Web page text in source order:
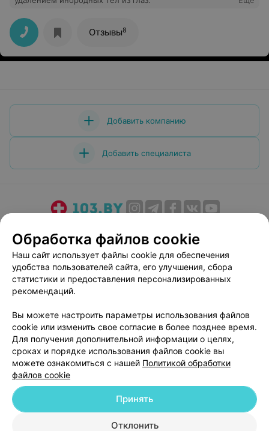
Отзывы8
Добавить компанию
Добавить специалиста
Медицинский маркетинг
Публичный договор
Пользовательское соглашение
Способы оплаты
Вакансии
Партнеры
Написать руководителю 103.by
Персональные настройки cookie
Обработка персональных данных
© 2026 ООО «Артокс Лаб», УНП 191700409| 220012, Республика Беларусь,
Обработка файлов cookie
Наш сайт использует файлы cookie для обеспечения
удобства пользователей сайта, его улучшения, сбора
статистики и предоставления персонализированных
рекомендаций.
Вы можете настроить параметры использования файлов
cookie или изменить свое согласие в более позднее время.
Для получения дополнительной информации о целях,
сроках и порядке использования файлов cookie вы
можете ознакомиться с нашей Политикой обработки
файлов cookie
Отклонить
Принять